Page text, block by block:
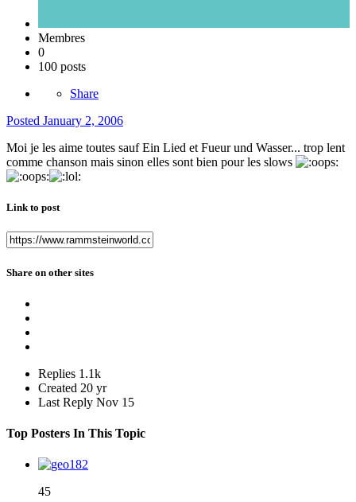
Membres
0
100 posts
Share
Posted January 2, 2006
Moi je les aime toutes sauf Ein Lied et Fueur und Wasser... trop lent
comme chanson mais sinon elles sont bien pour les slows
Link to post
Share on other sites
Replies 1.1k
Created 20 yr
Last Reply Nov 15
Top Posters In This Topic
45